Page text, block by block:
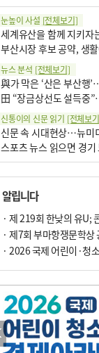
눈높이 사설 [전체보기]
세계유산을 함께 지키자
부산시장 후보 공약, 생
뉴스 분석 [전체보기]
신통이의 신문 읽기 [전체보
신문 속 시대현상…뉴미
스포츠 뉴스 읽으면 경
팩트체크[전체보기]
의령 한우산 털중나리
한 손 뉴스[전체보기]
알립니다
· 제 219회 한낮의 유U;
· 제7회 부마항쟁문학상
· 2026 국제 어린이·청